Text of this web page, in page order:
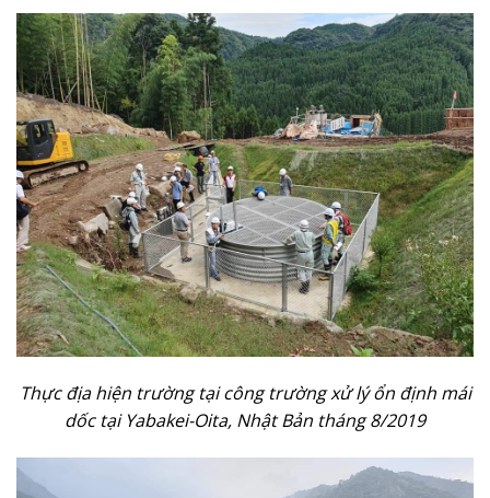
Thực địa hiện trường tại công trường xử lý ổn định mái
dốc tại Yabakei-Oita, Nhật Bản tháng 8/2019